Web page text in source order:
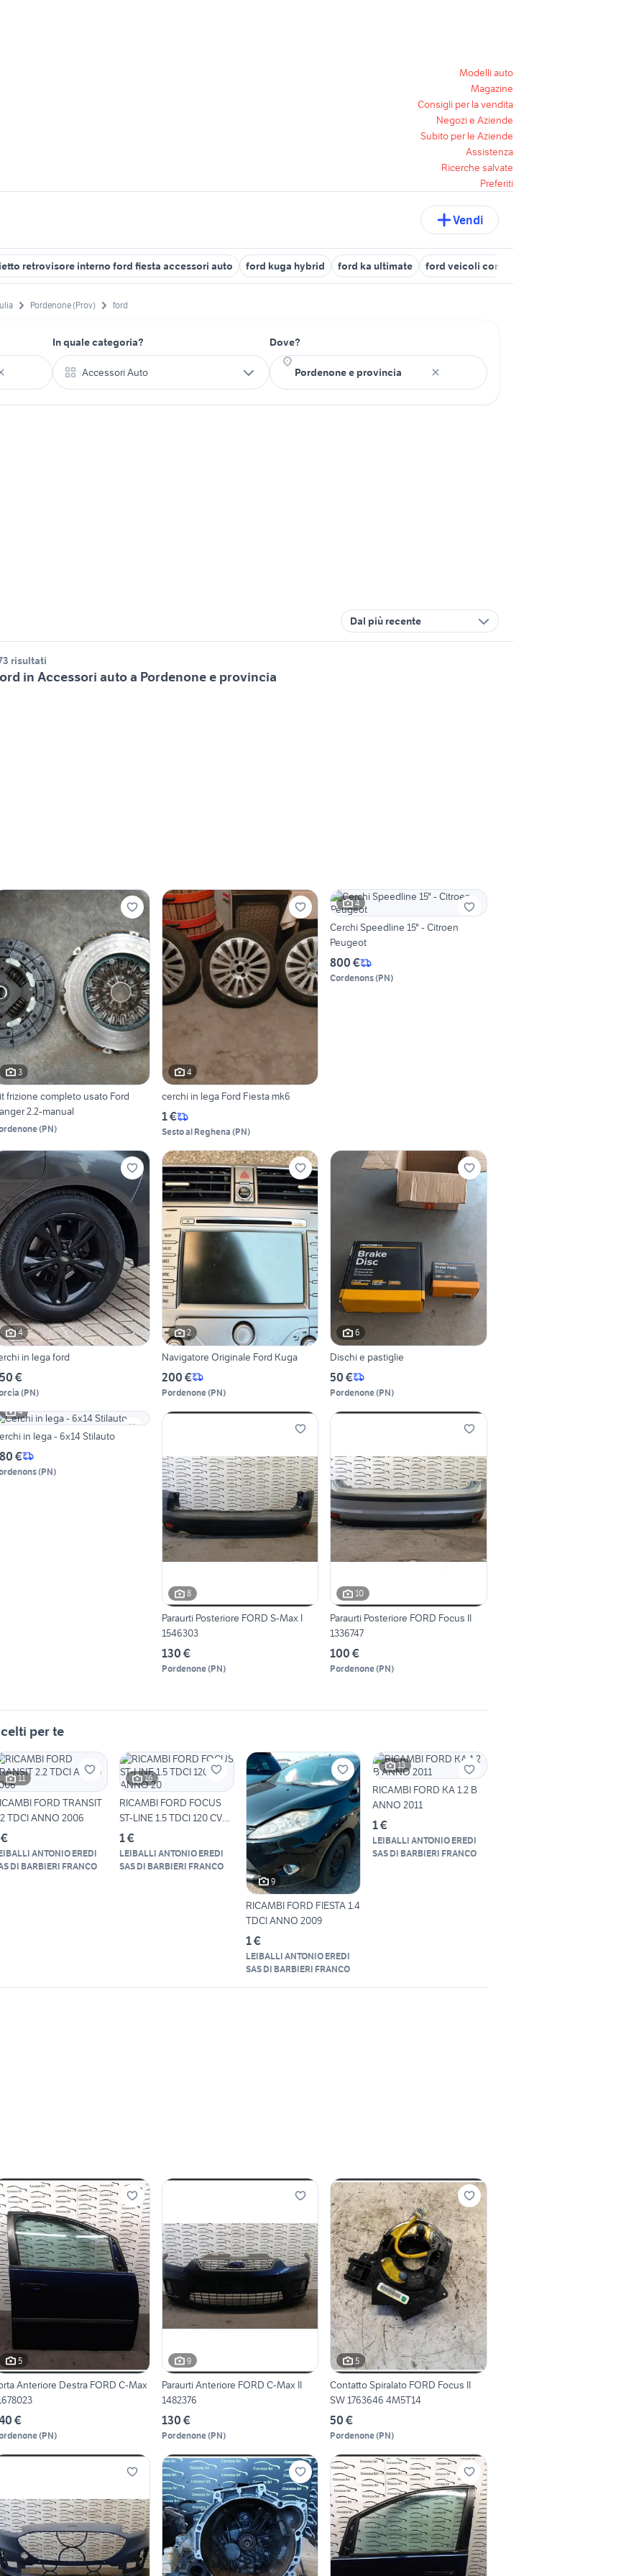
Modelli auto
Magazine
Consigli per la vendita
Negozi e Aziende
Subito per le Aziende
Assistenza
Ricerche salvate
Preferiti
Vendi
retrovisore interno ford fiesta accessori auto ford kuga hybrid ford ka ultimate ford veicoli commerciali Ragusa provincia
Pordenone (Prov) ford
In quale categoria?
Accessori Auto
Dove?
Dal più recente
risultati
in Accessori auto a Pordenone e provincia
3
frizione completo usato Ford
2.2-manual
(PN)
4
cerchi in lega Ford Fiesta mk6
1 €
Sesto al Reghena (PN)
4
Cerchi Speedline 15" - Citroen
Peugeot
800 €
Cordenons(PN)
4
in lega ford
€
(PN)
2
Navigatore Originale Ford Kuga
200 €
Pordenone(PN)
6
Dischi e pastiglie
50 €
Pordenone(PN)
4
in lega - 6x14 Stilauto
€
(PN)
8
Paraurti Posteriore FORD S-Max I
1546303
130 €
Pordenone(PN)
10
Paraurti Posteriore FORD Focus II
1336747
100 €
Pordenone(PN)
per te
11
FORD TRANSIT
TDCI ANNO 2006
ANTONIO EREDI
DI BARBIERI FRANCO
16
RICAMBI FORD FOCUS
ST-LINE 1.5 TDCI 120 CV
ANNO 20
1 €
LEIBALLI ANTONIO EREDI
SAS DI BARBIERI FRANCO
9
RICAMBI FORD FIESTA 1.4
TDCI ANNO 2009
1 €
LEIBALLI ANTONIO EREDI
SAS DI BARBIERI FRANCO
13
RICAMBI FORD KA 1.2 B
ANNO 2011
1 €
LEIBALLI ANTONIO EREDI
SAS DI BARBIERI FRANCO
5
Anteriore Destra FORD C-Max
€
(PN)
9
Paraurti Anteriore FORD C-Max II
1482376
130 €
Pordenone(PN)
5
Contatto Spiralato FORD Focus II
SW 1763646 4M5T14
50 €
Pordenone(PN)